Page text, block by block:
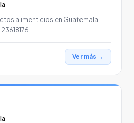
alimenticios en Guatemala,
Ver más →